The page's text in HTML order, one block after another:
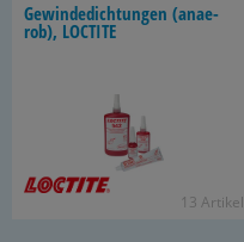
Ge­win­de­dich­tun­gen (an­ae­
rob), LOC­TI­TE
13 Ar­ti­kel